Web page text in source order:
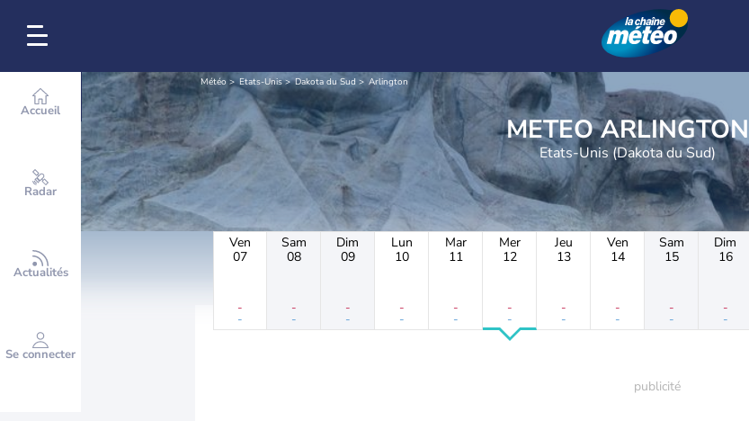
Accueil
Radar
Actualités
Se connecter
Météo Etats-Unis Dakota du Sud Arlington
METEO ARLINGTON
Etats-Unis (Dakota du Sud)
Ven
07
-
-
Sam
08
-
-
Dim
09
-
-
Lun
10
-
-
Mar
11
-
-
Mer
12
-
-
Jeu
13
-
-
Ven
14
-
-
Sam
15
-
-
Dim
16
-
-